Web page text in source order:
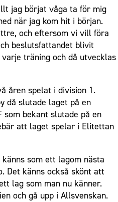
jag börjat våga ta för mig
när jag kom hit i början.
och eftersom vi vill föra
beslutsfattandet blivit
träning och då utvecklas
åren spelat i division 1.
då slutade laget på en
bekant slutade på en
att laget spelar i Elitettan
som ett lagom nästa
Det känns också skönt att
lag som man nu känner.
och gå upp i Allsvenskan.